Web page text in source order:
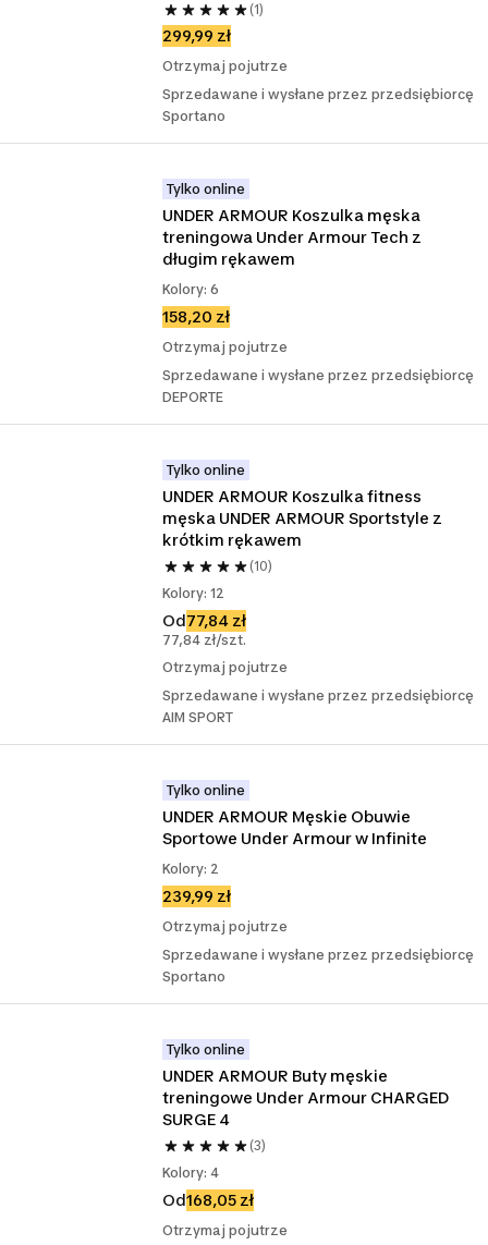
(1)
299,99 zł
Otrzymaj pojutrze
Sprzedawane i wysłane przez przedsiębiorcę
Sportano
Tylko online
UNDER ARMOUR Koszulka męska
treningowa Under Armour Tech z
długim rękawem
Kolory: 6
158,20 zł
Otrzymaj pojutrze
Sprzedawane i wysłane przez przedsiębiorcę
DEPORTE
Tylko online
UNDER ARMOUR Koszulka fitness
męska UNDER ARMOUR Sportstyle z
krótkim rękawem
(10)
Kolory: 12
Od77,84 zł
77,84 zł/szt.
Otrzymaj pojutrze
Sprzedawane i wysłane przez przedsiębiorcę
AIM SPORT
Tylko online
UNDER ARMOUR Męskie Obuwie
Sportowe Under Armour w Infinite
Kolory: 2
239,99 zł
Otrzymaj pojutrze
Sprzedawane i wysłane przez przedsiębiorcę
Sportano
Tylko online
UNDER ARMOUR Buty męskie
treningowe Under Armour CHARGED
SURGE 4
(3)
Kolory: 4
Od168,05 zł
Otrzymaj pojutrze